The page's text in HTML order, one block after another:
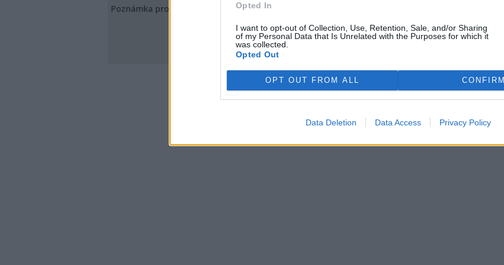
Opted In
I want to opt-out of Collection, Use, Retention, Sale, and/or Sharing
of my Personal Data that Is Unrelated with the Purposes for which it
was collected.
Opted Out
OPT OUT FROM ALL CONFIRM
Data Deletion Data Access Privacy Policy
Poznámka pro redakci
Vzkaz redaktorovi - v textu názoru se neobjeví